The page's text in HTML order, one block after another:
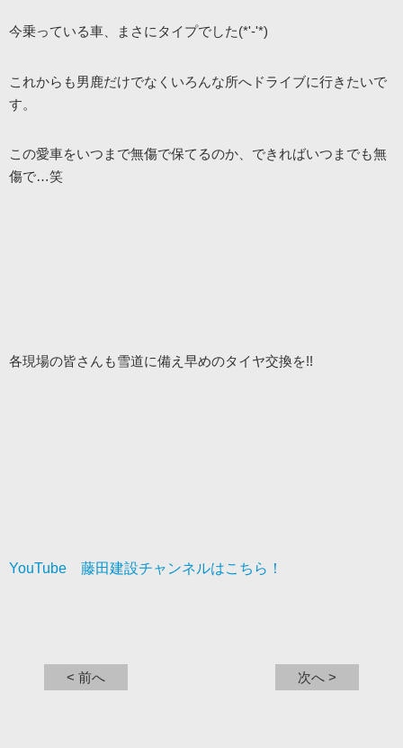
今乗っている車、まさにタイプでした(*'-'*)
これからも男鹿だけでなくいろんな所へドライブに行きたいで
す。
この愛車をいつまで無傷で保てるのか、できればいつまでも無
傷で…笑
各現場の皆さんも雪道に備え早めのタイヤ交換を!!
YouTube 藤田建設チャンネルはこちら！
< 前へ 次へ >